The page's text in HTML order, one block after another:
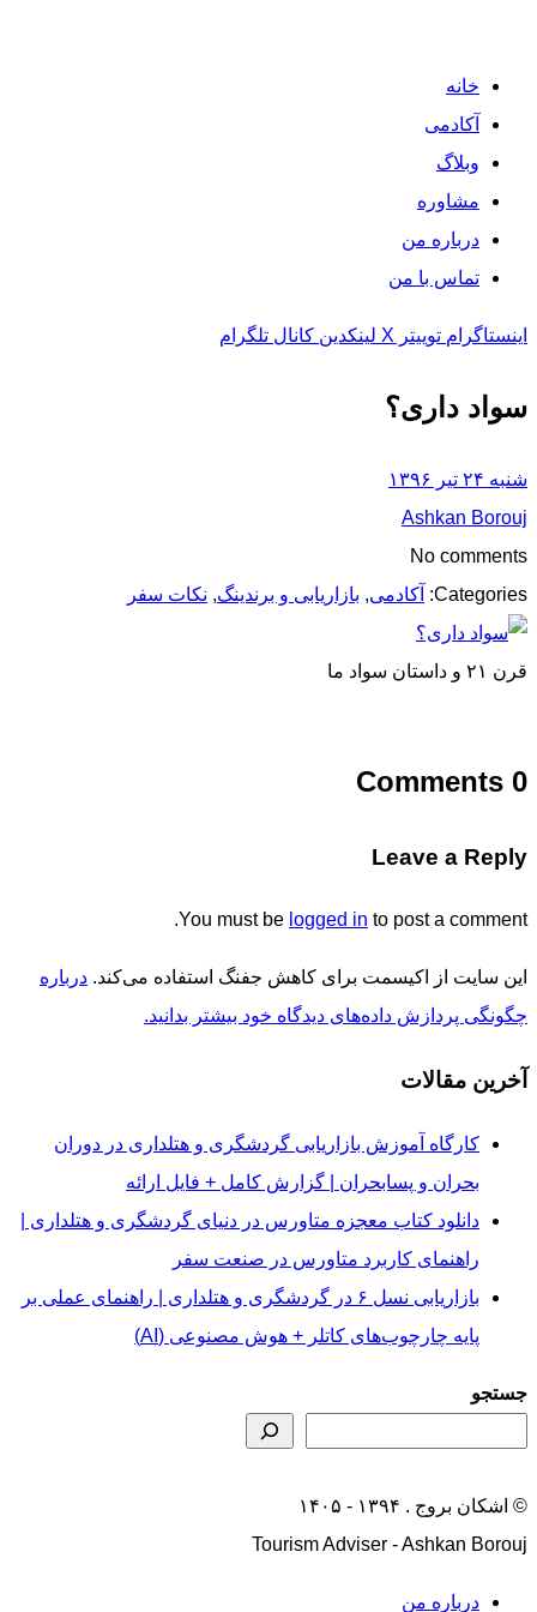
خانه
آکادمی
وبلاگ
مشاوره
درباره من
تماس با من
اینستاگرام توییتر X لینکدین کانال تلگرام
سواد داری؟
شنبه ۲۴ تیر ۱۳۹۶
Ashkan Borouj
No comments
Categories:
آکادمی, بازاریابی و برندینگ, نکات سفر
قرن ۲۱ و داستان سواد ما
0 Comments
Leave a Reply
You must be logged in to post a comment.
این سایت از اکیسمت برای کاهش جفنگ استفاده می‌کند. درباره
چگونگی پردازش داده‌های دیدگاه خود بیشتر بدانید.
آخرین مقالات
کارگاه آموزش بازاریابی گردشگری و هتلداری در دوران
بحران و پسابحران | گزارش کامل + فایل ارائه
دانلود کتاب معجزه متاورس در دنیای گردشگری و هتلداری |
راهنمای کاربرد متاورس در صنعت سفر
بازاریابی نسل ۶ در گردشگری و هتلداری | راهنمای عملی بر
پایه چارچوب‌های کاتلر + هوش مصنوعی (AI)
جستجو
© اشکان بروج . ۱۳۹۴ - ۱۴۰۵
Tourism Adviser - Ashkan Borouj
درباره من